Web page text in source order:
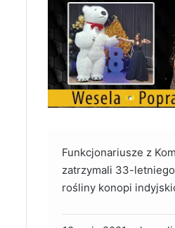
Funkcjonariusze z
zatrzymali 33-
rośliny konopi